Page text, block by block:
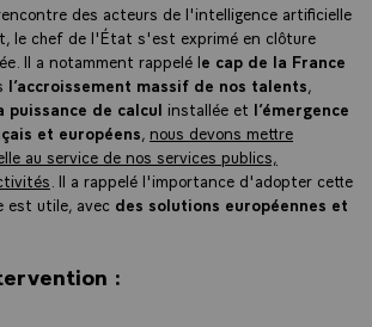
des acteurs de l'intelligence artificielle
le chef de l'État s'est exprimé en clôture
Il a notamment rappelé le cap de la France
l’accroissement massif de nos talents
puissance de calcul installée et l’émergence
et européens nous devons mettre
au service de nos services publics,
. Il a rappelé l'importance d'adopter cette
est utile, avec des solutions européennes et
: